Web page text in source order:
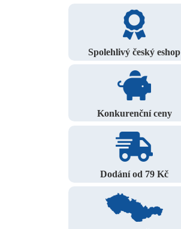
Spolehlivý český eshop
Konkurenční ceny
Dodání od 79 Kč